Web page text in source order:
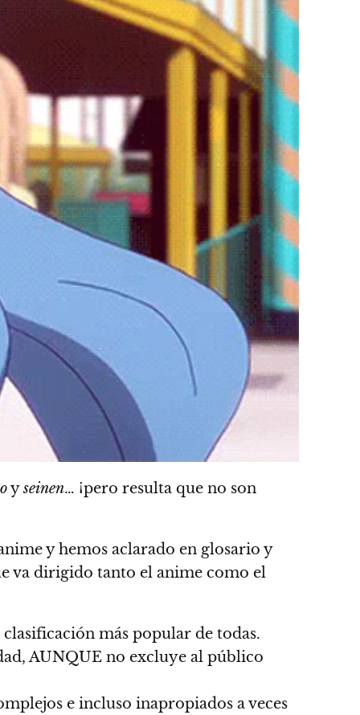
yseinen… ¡pero resulta que no son
y hemos aclarado en glosario y
va dirigido tanto el anime como el
clasificación más popular de todas.
AUNQUE no excluye al público
e incluso inapropiados a veces